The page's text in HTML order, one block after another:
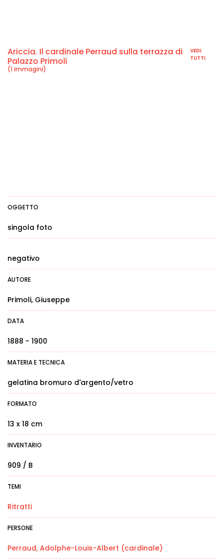
Ariccia. Il cardinale Perraud sulla terrazza di
Palazzo Primoli
(1 immagini)
VEDI
TUTTI
OGGETTO
singola foto
negativo
AUTORE
Primoli, Giuseppe
DATA
1888 - 1900
MATERIA E TECNICA
gelatina bromuro d'argento/vetro
FORMATO
13 x 18 cm
INVENTARIO
909 / B
TEMI
Ritratti
PERSONE
Perraud, Adolphe-Louis-Albert (cardinale)